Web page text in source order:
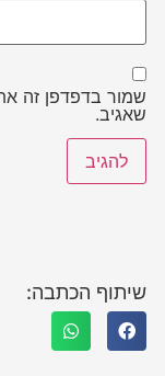
שמור בדפדפן זה
שאגיב.
שיתוף הכתבה: